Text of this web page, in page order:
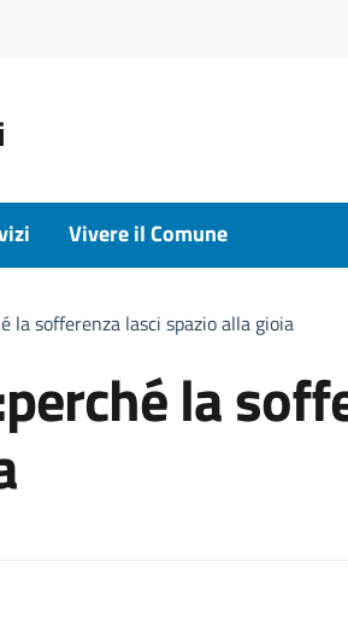
Vivere il Comune
la sofferenza lasci spazio alla gioia
la